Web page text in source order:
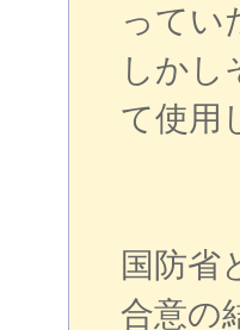
ってい
しかし
て使用
国防省
合意の